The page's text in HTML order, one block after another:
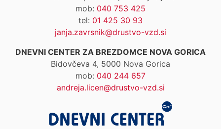
mob: 040 753 425
tel: 01 425 30 93
janja.zavrsnik@drustvo-vzd.si
DNEVNI CENTER ZA BREZDOMCE NOVA GORICA
Bidovčeva 4, 5000 Nova Gorica
mob: 040 244 657
andreja.licen@drustvo-vzd.si